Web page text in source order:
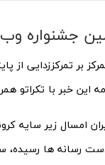
جشنواره
بر تمرکززدایی از
این خبر با تکراتو
امسال زیر سایه
رسانه ها